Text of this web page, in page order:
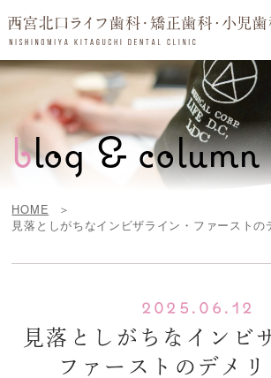
blog & column
HOME
見落としがちなインビザライン・ファーストの
2025.06.12
見落としがちなインビ
ファーストのデメリ